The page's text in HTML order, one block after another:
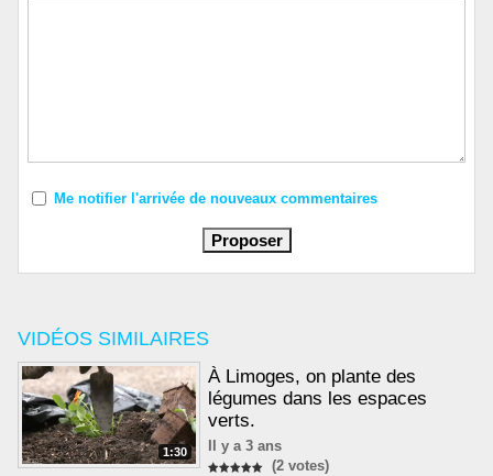
VIDÉOS SIMILAIRES
1:30
À Limoges, on plante des
légumes dans les espaces
verts.
Il y a 3 ans
(2 votes)
Me notifier l'arrivée de nouveaux commentaires